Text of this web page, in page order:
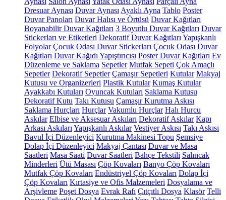
Dresuar Aynası Duvar Aynası Ayaklı Ayna Tablo Poster
Duvar Panoları Duvar Halısı ve Örtüsü Duvar Kağıtları
Boyanabilir Duvar Kağıtları 3 Boyutlu Duvar Kağıtları Duvar
Stickerları ve Etiketleri Dekoratif Duvar Kağıtları Yapışkanlı
Folyolar Çocuk Odası Duvar Stickerları Çocuk Odası Duvar
Kağıtları Duvar Kağıdı Yapıştırıcısı Poster Duvar Kağıtları Ev
Düzenleme ve Saklama Sepetler Mutfak Sepeti Çok Amaçlı
Sepetler Dekoratif Sepetler Çamaşır Sepetleri Kutular Makyaj
Kutusu ve Organizerleri Plastik Kutular Kumaş Kutular
Ayakkabı Kutuları Oyuncak Kutuları Saklama Kutusu
Dekoratif Kutu Takı Kutusu Çamaşır Kurutma Askısı
Saklama Hurçları Hurçlar Vakumlu Hurçlar Halı Hurcu
Askılar Elbise ve Aksesuar Askıları Dekoratif Askılar Kapı
Arkası Askıları Yapışkanlı Askılar Vestiyer Askısı Takı Askısı
Bavul İçi Düzenleyici Kurutma Makinesi Topu Şemsiye
Dolap İçi Düzenleyici Makyaj Çantası Duvar ve Masa
Saatleri Masa Saati Duvar Saatleri Bahçe Tekstili Salıncak
Minderleri Ütü Masası Çöp Kovaları Banyo Çöp Kovaları
Mutfak Çöp Kovaları Endüstriyel Çöp Kovaları Dolap İçi
Çöp Kovaları Kırtasiye ve Ofis Malzemeleri Dosyalama ve
Arşivleme Poşet Dosya Evrak Rafı Çıtçıtlı Dosya Klasör Telli